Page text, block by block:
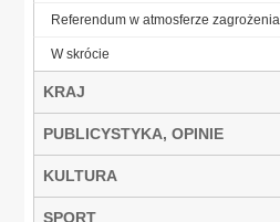
Referendum w atmosferze zagrożenia
W skrócie
KRAJ
PUBLICYSTYKA, OPINIE
KULTURA
SPORT